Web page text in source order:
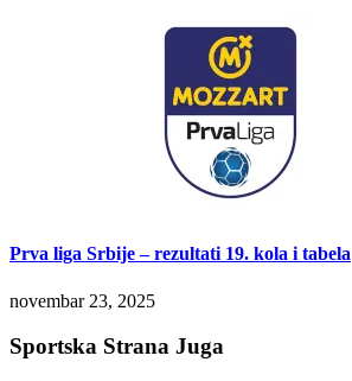
Prva liga Srbije – rezultati 19. kola i tabela
novembar 23, 2025
Sportska Strana Juga